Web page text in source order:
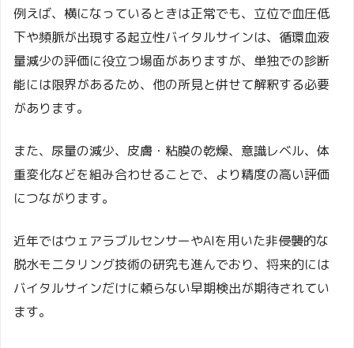
例えば、横になっているときは正常でも、立位で血圧低
下や頻脈が出現する起立性バイタルサインは、循環血液
量減少の評価に役立つ場面がありますが、単独での診断
能には限界があるため、他の所見と併せて解釈する必要
があります。
また、尿量の減少、皮膚・粘膜の乾燥、意識レベル、体
重変化などを組み合わせることで、より精度の高い評価
につながります。
近年ではウェアラブルセンサーやAIを用いた非侵襲的な
脱水モニタリング技術の研究も進んでおり、将来的には
バイタルサインだけに頼らない早期検出が期待されてい
ます。